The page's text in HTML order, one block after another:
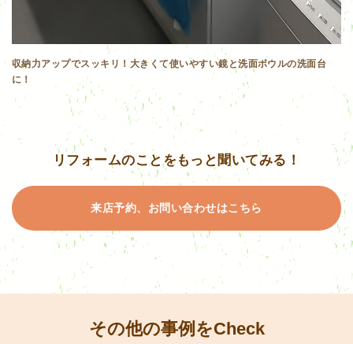
収納力アップでスッキリ！大きくて使いやすい鏡と洗面ボウルの洗面台
に！
リフォームのことをもっと聞いてみる！
来店予約、お問い合わせはこちら
その他の事例をCheck